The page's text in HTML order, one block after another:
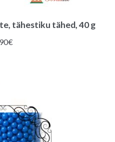
tähestiku tähed, 40 g
€